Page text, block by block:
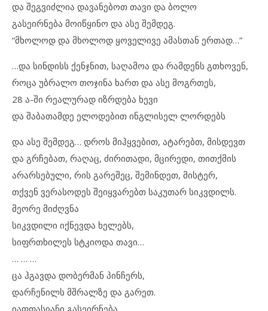
და შეგვიძლია დავანებოთ თავი და ბოლო
გასეირნება მოიწყინო და ასე შემდეგ.
“მხოლოდ და მხოლოდ ყოველივე ამასთან ერთად…”
…და სინდისს ქენჯნით, საღამოა და რამდენს გთხოვენ,
როცა უბრალო თოჯინა ხართ და ასე მოგრთეს,
28 ა-ში რეალურად იზრდება ხევი
და შაბათამდე ელოდებით ინგლისელ ლორდებს
და ასე შემდეგ… დროს მიჰყვებით, ატარებთ, მისდევთ
და გრჩებათ, რაღაც, ძირითადი, მცირედი, თითქმის
არარსებული, რის გარეშეც, შემინდეთ, მისტერ,
თქვენ ვერასოდეს შეიყვარებთ საკუთარ სიკვდილს.
მეორე მიძღვნა
სიკვდილი იქნევდა ხელებს,
სიფრთხილეს სტკიოდა თავი…
… … …
ცა ჰგავდა დობერმან პინჩერს,
დარჩენილს მშრალზე და გარეთ.
იაფფასიანი გასეირნება